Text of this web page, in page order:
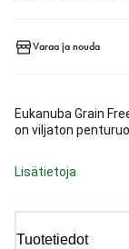
Varaa ja nouda
Eukanuba Grain
on viljaton
Lisätietoja
Tuotetiedot